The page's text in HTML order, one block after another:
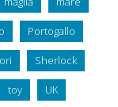
Portogallo
Sherlock
toy UK